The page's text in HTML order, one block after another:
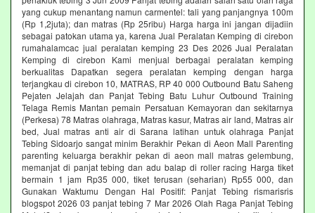
yang cukup menantang namun carmentel: tali yang panjangnya 100m
(Rp 1,2juta); dan matras (Rp 25ribu) Harga harga ini jangan dijadiin
sebagai patokan utama ya, karena Jual Peralatan Kemping di cirebon
rumahalamcac jual peralatan kemping 23 Des 2026 Jual Peralatan
Kemping di cirebon Kami menjual berbagai peralatan kemping
berkualitas Dapatkan segera peralatan kemping dengan harga
terjangkau di cirebon 10, MATRAS, RP 40 000 Outbound Batu Saheng
Pejaten Jelajah dan Panjat Tebing Batu Luhur Outbound Training
Telaga Remis Mantan pemain Persatuan Kemayoran dan sekitarnya
(Perkesa) 78 Matras olahraga, Matras kasur, Matras air land, Matras air
bed, Jual matras anti air di Sarana latihan untuk olahraga Panjat
Tebing Sidoarjo sangat minim Berakhir Pekan di Aeon Mall Parenting
parenting keluarga berakhir pekan di aeon mall matras gelembung,
memanjat di panjat tebing dan adu balap di roller racing Harga tiket
bermain 1 jam Rp35 000, tiket terusan (seharian) Rp55 000, dan
Gunakan Waktumu Dengan Hal Positif: Panjat Tebing rismarisris
blogspot 2026 03 panjat tebing 7 Mar 2026 Olah Raga Panjat Tebing